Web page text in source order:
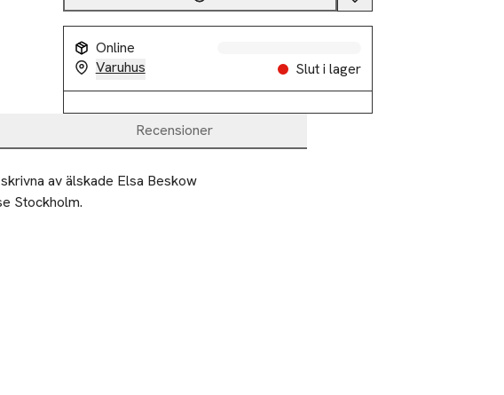
Online
Varuhus
Slut i lager
Recensioner
av älskade Elsa Beskow
Stockholm.